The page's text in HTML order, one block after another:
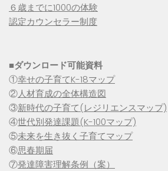
６歳までに1000の体験
認定カウンセラー制度
■ダウンロード可能資料
①幸せの子育てK-18マップ
②人材育成の全体構造図
③新時代の子育て(レジリエンスマップ)
④世代別発達課題(K-100マップ)
⑤未来を生き抜く子育てマップ
⑥思春期届
⑦発達障害理解条例（案）